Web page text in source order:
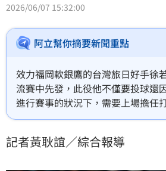
2026/06/07 15:32:00
阿立幫你摘要新聞重點
效力福岡軟銀鷹的台灣旅日好手徐
流賽中先發，此役他不僅要投球還
進行賽事的狀況下，需要上場擔任
對橫濱DeNA灣星繳出6局失2分的
記者黃耿誼／綜合報導